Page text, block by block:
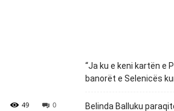
0
49
“Ja ku e keni kartën e
banorët e Selenicës
Belinda Balluku